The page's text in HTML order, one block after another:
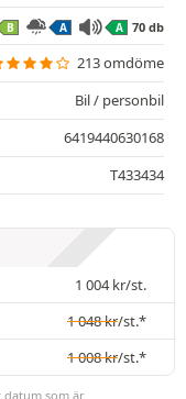
B A A 70 db
213 omdöme
Bil / personbil
6419440630168
T433434
1 004 kr/st.
1 048kr/st.*
1 008kr/st.*
datum som är